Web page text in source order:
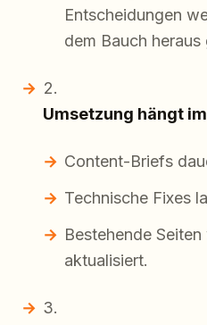
Entscheidungen
dem Bauch heraus
Umsetzung hängt
Content-Briefs
Technische Fixes
Bestehende
aktualisiert.